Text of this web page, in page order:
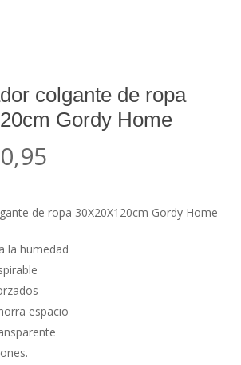
colgante de ropa
Gordy Home
El
actual
es:
€10,95.
de ropa 30X20X120cm Gordy Home
la humedad
espacio